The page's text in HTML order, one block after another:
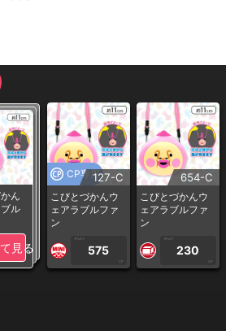
ん
ル
見る
CP専用127-C
こびとづかんウ
ェアラブルファ
ン
1PLAY
575
CP
654-C
こびとづかんウ
ェアラブルファ
ン
1PLAY
230
CP